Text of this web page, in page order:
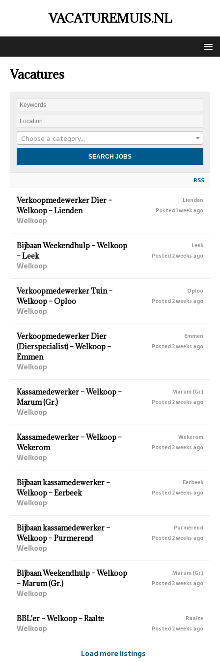
VACATUREMUIS.NL
Vacatures
Choose a category…
RSS
Verkoopmedewerker Dier –
Welkoop – Lienden
Welkoop
Lienden
Posted 1 week ago
Bijbaan Weekendhulp – Welkoop
– Leek
Welkoop
Leek
Posted 2 weeks ago
Verkoopmedewerker Tuin –
Welkoop – Oploo
Welkoop
Oploo
Posted 2 weeks ago
Verkoopmedewerker Dier
(Dierspecialist) – Welkoop –
Emmen
Welkoop
Emmen
Posted 2 weeks ago
Kassamedewerker – Welkoop –
Marum (Gr.)
Welkoop
Marum (Gr.)
Posted 2 weeks ago
Kassamedewerker – Welkoop –
Wekerom
Welkoop
Wekerom
Posted 2 weeks ago
Bijbaan kassamedewerker –
Welkoop – Eerbeek
Welkoop
Eerbeek
Posted 2 weeks ago
Bijbaan kassamedewerker –
Welkoop – Purmerend
Welkoop
Purmerend
Posted 2 weeks ago
Bijbaan Weekendhulp – Welkoop
– Marum (Gr.)
Welkoop
Marum (Gr.)
Posted 2 weeks ago
BBL'er – Welkoop – Raalte
Welkoop
Raalte
Posted 2 weeks ago
Load more listings